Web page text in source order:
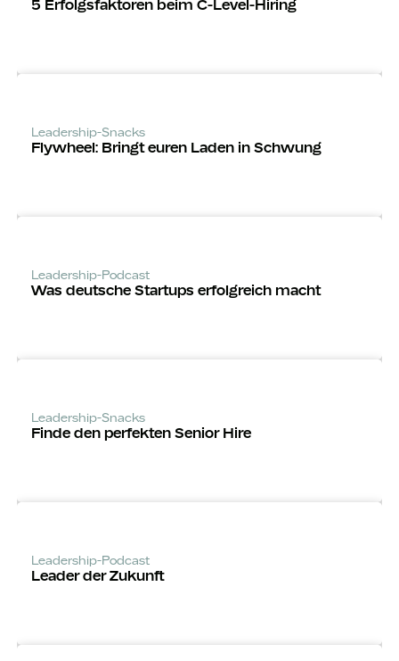
5 Erfolgsfaktoren beim C-Level-Hiring
Leadership-Snacks
Flywheel: Bringt euren Laden in Schwung
Leadership-Podcast
Was deutsche Startups erfolgreich macht
Leadership-Snacks
Finde den perfekten Senior Hire
Leadership-Podcast
Leader der Zukunft